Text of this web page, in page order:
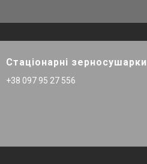
Стаціонарні зерносушарки
+38 097 95 27 556